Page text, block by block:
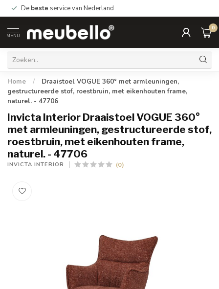
De beste service van Nederland
MENU
0
Home /
Draaistoel VOGUE 360° met armleuningen,
gestructureerde stof, roestbruin, met eikenhouten frame,
naturel. - 47706
Invicta Interior Draaistoel VOGUE 360°
met armleuningen, gestructureerde stof,
roestbruin, met eikenhouten frame,
naturel. - 47706
INVICTA INTERIOR (0)